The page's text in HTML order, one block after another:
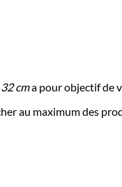
cma pour objectif de
au maximum des